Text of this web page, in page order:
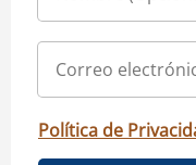
Política de